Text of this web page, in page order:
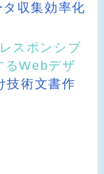
収集効率化
スポンシブ
るWebデザ
技術文書作